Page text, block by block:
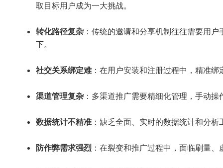
取目标用户成为一大挑战。
转化路径复杂 ：传统的邀请和分享机制往往需要用
下。
社交关系绑定难：在用户安装和注册过程中，精准
渠道管理复杂 ：多渠道推广需要精细化管理，手动
数据统计不精准 ：缺乏全面、实时的数据统计和分
防作弊需求强烈 ：在裂变和推广过程中，面临刷量